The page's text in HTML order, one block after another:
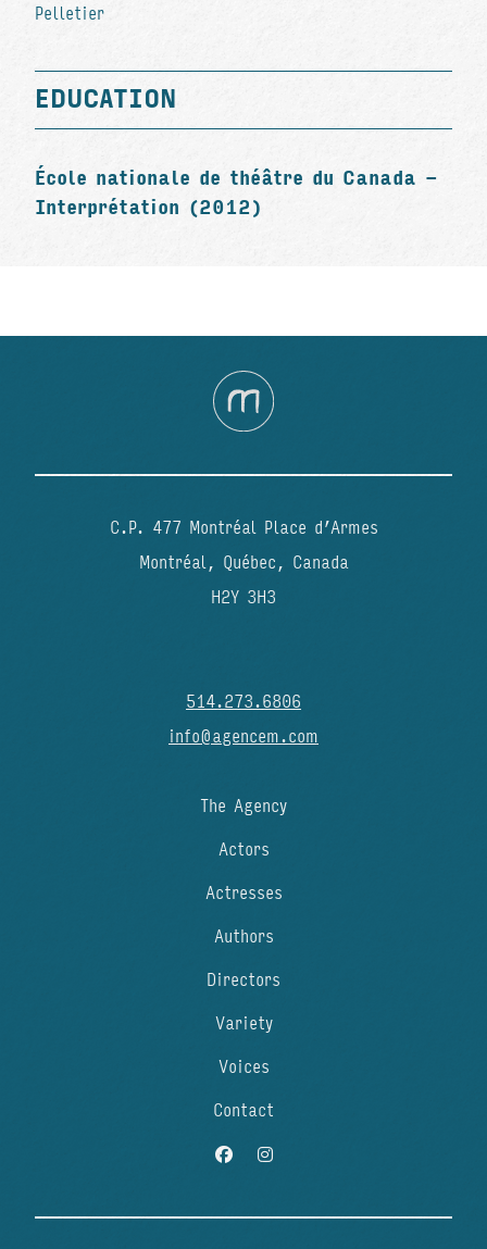
Pelletier
EDUCATION
École nationale de théâtre du Canada -
Interprétation (2012)
C.P. 477 Montréal Place d’Armes
Montréal, Québec, Canada
H2Y 3H3
514.273.6806
info@agencem.com
The Agency
Actors
Actresses
Authors
Directors
Variety
Voices
Contact